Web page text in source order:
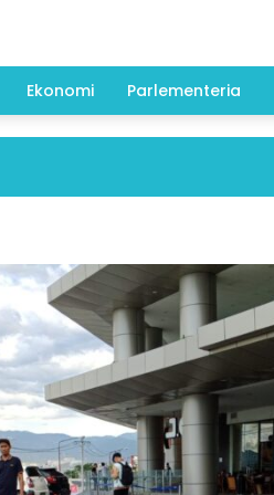
Ekonomi Parlementeria